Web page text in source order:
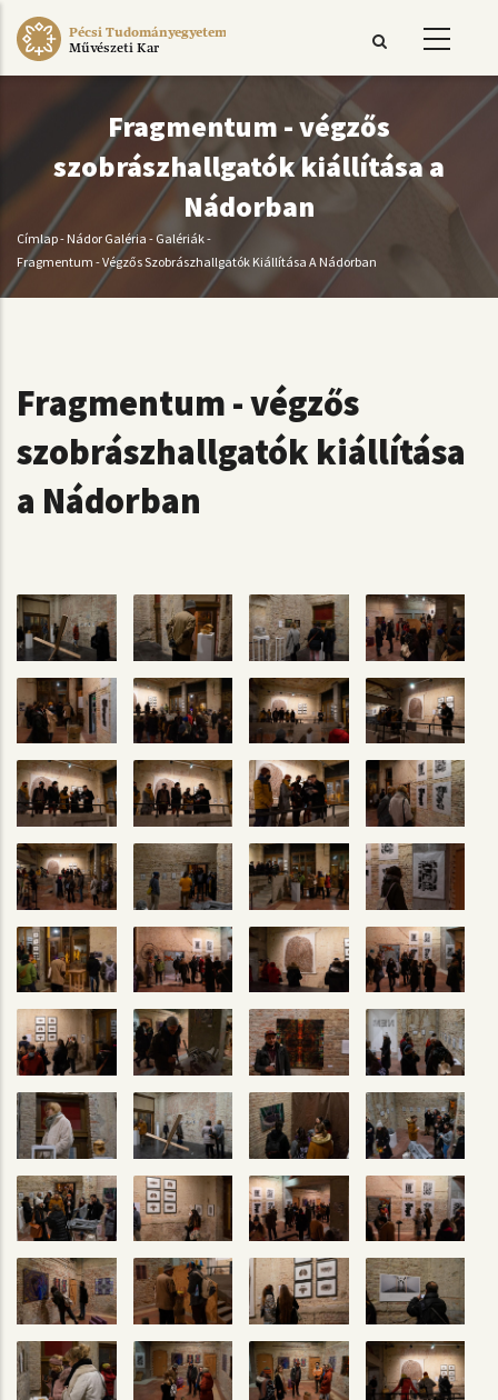
Ugrás
Pécsi Tudományegyetem
Művészeti Kar
Fragmentum - végzős
szobrászhallgatók kiállítása a
Nádorban
Morzsa
Címlap- Nádor Galéria - Galériák-
Fragmentum - Végzős Szobrászhallgatók Kiállítása A Nádorban
Fragmentum - végzős
szobrászhallgatók kiállítása
a Nádorban